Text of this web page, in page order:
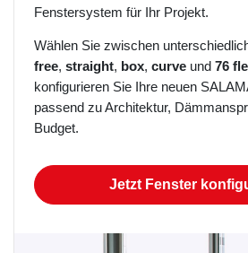
Fenstersystem für Ihr Projekt.
Wählen Sie zwischen
free, straight, box, curve und 76
konfigurieren Sie Ihre neuen
passend zu Architektur,
Budget.
Jetzt Fenster